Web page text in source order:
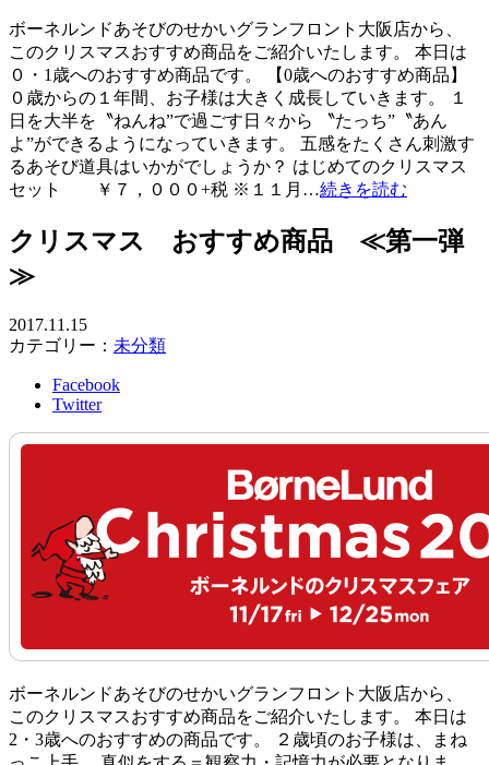
ボーネルンドあそびのせかいグランフロント大阪店から、
このクリスマスおすすめ商品をご紹介いたします。 本日は
０・1歳へのおすすめ商品です。 【0歳へのおすすめ商品】
０歳からの１年間、お子様は大きく成長していきます。 １
日を大半を〝ねんね”で過ごす日々から 〝たっち”〝あん
よ”ができるようになっていきます。 五感をたくさん刺激す
るあそび道具はいかがでしょうか？ はじめてのクリスマス
セット ￥７，０００+税 ※１１月…続きを読む
クリスマス おすすめ商品 ≪第一弾
≫
2017.11.15
カテゴリー： 未分類
Facebook
Twitter
ボーネルンドあそびのせかいグランフロント大阪店から、
このクリスマスおすすめ商品をご紹介いたします。 本日は
2・3歳へのおすすめの商品です。 ２歳頃のお子様は、まね